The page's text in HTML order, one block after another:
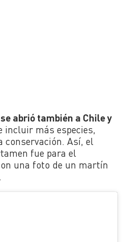
abrió también a Chile y
incluir más especies,
conservación. Así, el
fue para el
una foto de un martín